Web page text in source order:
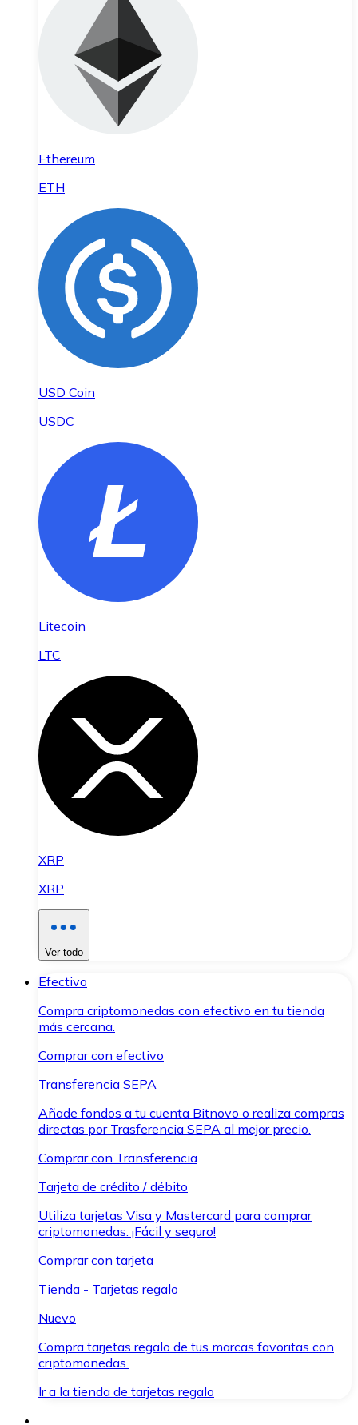
Ethereum
ETH
USD Coin
USDC
Litecoin
LTC
XRP
XRP
Ver todo
Efectivo
Compra criptomonedas con efectivo en tu tienda
más cercana.
Comprar con efectivo
Transferencia SEPA
Añade fondos a tu cuenta Bitnovo o realiza compras
directas por Trasferencia SEPA al mejor precio.
Comprar con Transferencia
Tarjeta de crédito / débito
Utiliza tarjetas Visa y Mastercard para comprar
criptomonedas. ¡Fácil y seguro!
Comprar con tarjeta
Tienda - Tarjetas regalo
Nuevo
Compra tarjetas regalo de tus marcas favoritas con
criptomonedas.
Ir a la tienda de tarjetas regalo